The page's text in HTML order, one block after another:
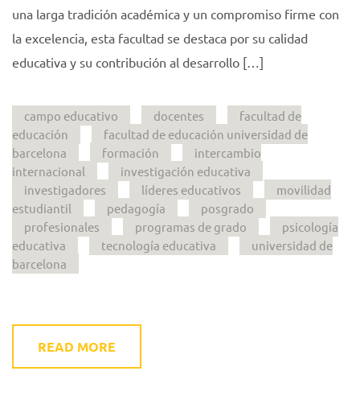
una larga tradición académica y un compromiso firme con
la excelencia, esta facultad se destaca por su calidad
educativa y su contribución al desarrollo […]
campo educativo docentes
facultad de
educación
facultad de educación universidad de
barcelona
formación
intercambio
internacional
investigación educativa
investigadores
líderes educativos
movilidad
estudiantil
pedagogía
posgrado
profesionales
programas de grado
psicología
educativa
tecnología educativa
universidad de
barcelona
READ MORE